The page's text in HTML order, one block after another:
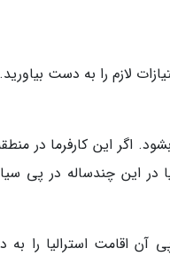
کمتر از 45 سال باشد و بتوانید امتیازات لازم را به دست
شما بشود. اگر این کارفرما در
هم اقدام کنید. دولت استرالیا در این چندساله در
پی آن اقامت استرالیا را